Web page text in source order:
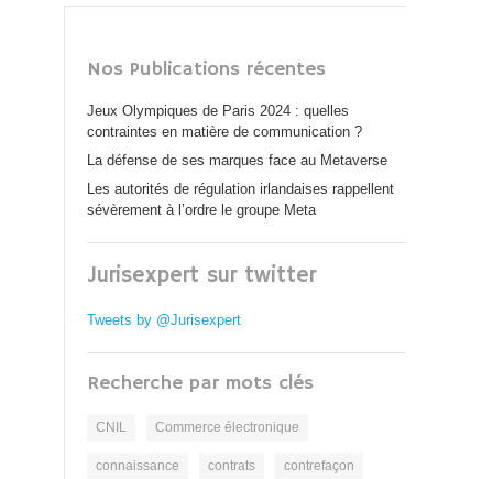
Nos Publications récentes
Jeux Olympiques de Paris 2024 : quelles
contraintes en matière de communication ?
La défense de ses marques face au Metaverse
Les autorités de régulation irlandaises rappellent
sévèrement à l’ordre le groupe Meta
Jurisexpert sur twitter
Tweets by @Jurisexpert
Recherche par mots clés
CNIL Commerce électronique
connaissance contrats contrefaçon